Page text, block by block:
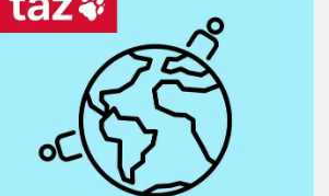
politik
gesellschaft